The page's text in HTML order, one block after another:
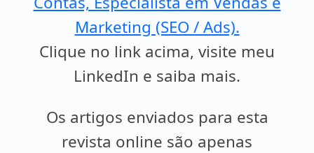
Marketing (SEO / Ads).
Clique no link acima, visite meu
LinkedIn e saiba mais.
Os artigos enviados para esta
revista online são apenas